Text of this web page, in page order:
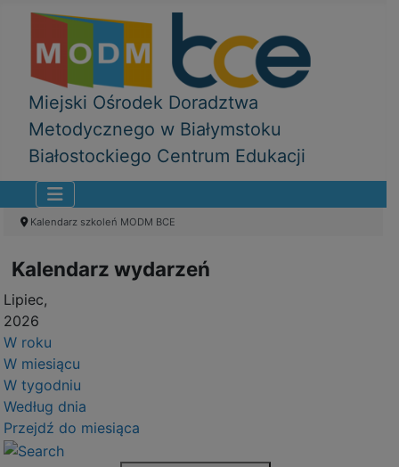
Miejski Ośrodek Doradztwa
Metodycznego w Białymstoku
Białostockiego Centrum Edukacji
Kalendarz szkoleń MODM BCE
Kalendarz wydarzeń
Lipiec,
2026
W roku
W miesiącu
W tygodniu
Według dnia
Przejdź do miesiąca